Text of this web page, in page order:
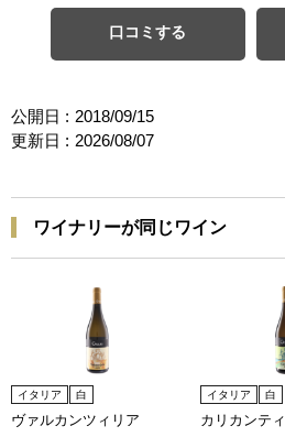
口コミする
公開日 : 2018/09/15
更新日 : 2026/08/07
ワイナリーが同じワイン
イタリア 白
ヴァルカンツィリア
イタリア 白
カリカンティ